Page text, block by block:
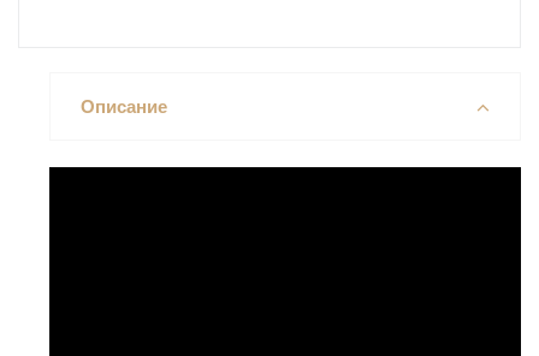
Описание